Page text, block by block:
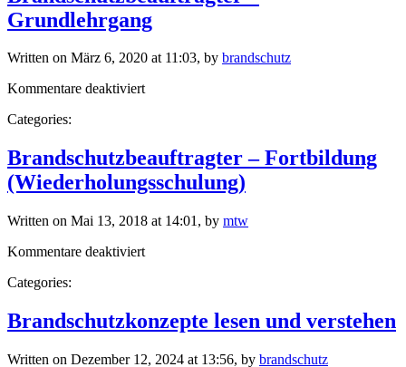
Grundlehrgang
Written on März 6, 2020 at 11:03, by brandschutz
Kommentare deaktiviertfür
Categories:
Brandschutzbeauftragter – Fortbildung
(Wiederholungsschulung)
Written on Mai 13, 2018 at 14:01, by mtw
Kommentare deaktiviertfür
(Wiederholungsschulung)
Categories:
Brandschutzkonzepte lesen und verstehen
Written on Dezember 12, 2024 at 13:56, by brandschutz